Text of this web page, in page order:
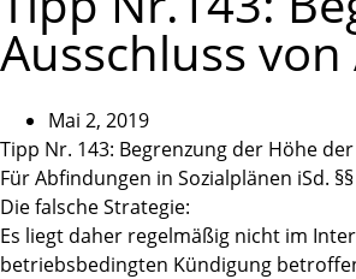
Ausschluss
Mai 2, 2019
Tipp Nr. 143: Begrenzung der Höhe
Für Abfindungen in Sozialplänen iSd.
Die falsche Strategie:
Es liegt daher regelmäßig nicht im
betriebsbedingten Kündigung